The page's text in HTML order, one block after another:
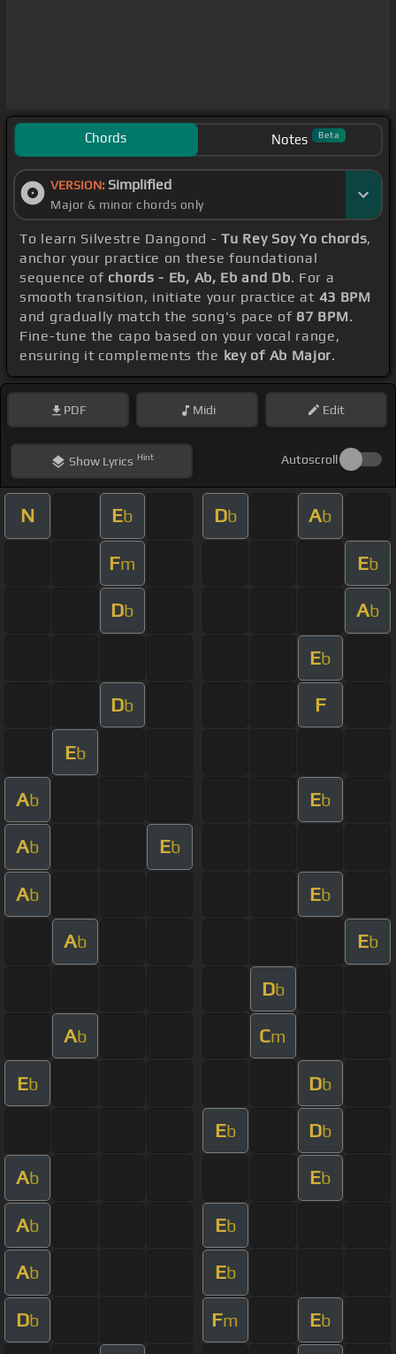
Chords Notes Beta
VERSION: Simplified
Major & minor chords only
To learn Silvestre Dangond -Tu Rey Soy Yo chords,
anchor your practice on these foundational
sequence of chords - Eb, Ab, Eb and Db. For a
smooth transition, initiate your practice at 43 BPM
and gradually match the song's pace of 87 BPM.
Fine-tune the capo based on your vocal range,
ensuring it complements the key of Ab Major.
PDF Midi Edit
ShowLyrics Hint Autoscroll
N Eb Db Ab
Fm Eb
Db Ab
Eb
Db F
Eb
Ab Eb
Ab Eb
Ab Eb
Ab Eb
Db
Ab Cm
Eb Db
Eb Db
Ab Eb
Ab Eb
Ab Eb
Db Fm Eb